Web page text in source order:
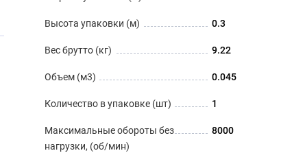
Высота упаковки (м) 0.3
Вес брутто (кг) 9.22
Объем (м3) 0.045
Количество в упаковке (шт) 1
Максимальные обороты без
нагрузки, (об/мин)
8000